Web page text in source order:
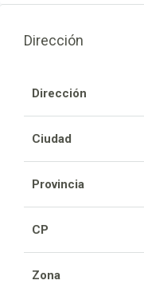
Dirección
Dirección
Ciudad
Provincia
CP
Zona